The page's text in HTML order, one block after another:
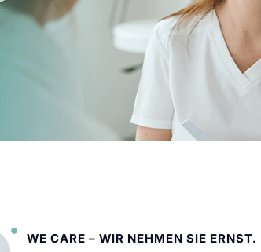
WE CARE – WIR NEHMEN SIE ERNST.